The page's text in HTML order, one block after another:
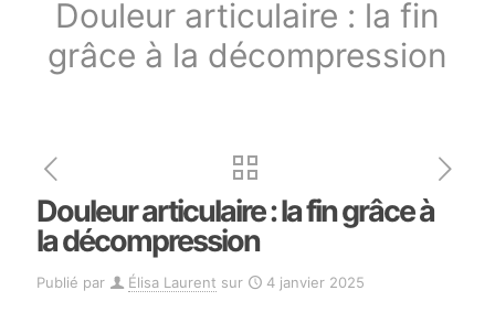
Douleur articulaire : la fin
grâce à la décompression
Douleur articulaire : la fin grâce à
la décompression
Publié par Élisa Laurent sur 4 janvier 2025